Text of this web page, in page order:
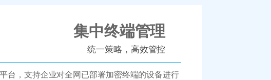
集中终端管理
统一策略，高效管控
台，支持企业对全网已部署加密终端的设备进行